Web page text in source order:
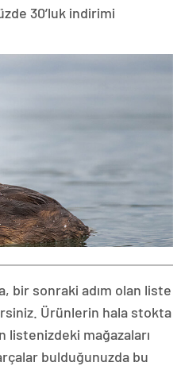
30’luk indirimi
bir sonraki adım olan liste
Ürünlerin hala stokta
listenizdeki mağazaları
bulduğunuzda bu